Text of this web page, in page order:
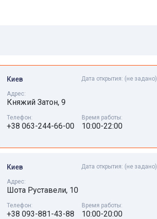
Киев Дата открытия: (не задано)
Адрес:
Княжий Затон, 9
Телефон:
+38 063-244-66-00
Время работы:
10:00-22:00
Киев Дата открытия: (не задано)
Адрес:
Шота Руставели, 10
Телефон:
+38 093-881-43-88
Время работы:
10:00-20:00